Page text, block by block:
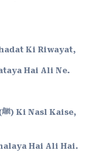
Ki Riwayat,
Hai Ali Ne.
Mitegi Mustafa (ﷺ) Ki Nasl Kaise,
Hai Ali Hai.